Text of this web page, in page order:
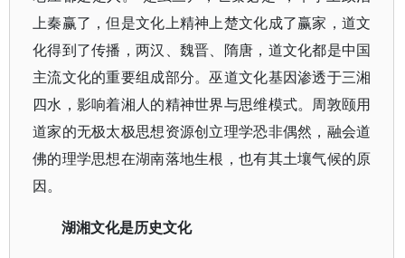
上秦赢了，但是文化上精神上楚文化成了赢家，道文
化得到了传播，两汉、魏晋、隋唐，道文化都是中国
主流文化的重要组成部分。巫道文化基因渗透于三湘
四水，影响着湘人的精神世界与思维模式。周敦颐用
道家的无极太极思想资源创立理学恐非偶然，融会道
佛的理学思想在湖南落地生根，也有其土壤气候的原
因。
湖湘文化是历史文化